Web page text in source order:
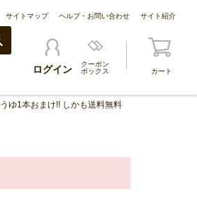
サイトマップ ヘルプ・お問い合わせ サイト紹介
ログイン
クーポン
ボックス
カート
ゆ1本おまけ!! しかも送料無料